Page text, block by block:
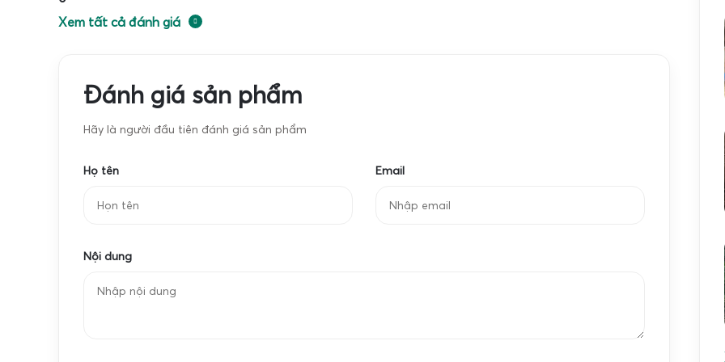
Xem tất cả đánh giá
Đánh giá sản phẩm
Hãy là người đầu tiên đánh giá sản phẩm
Họ tên Email
Nội dung